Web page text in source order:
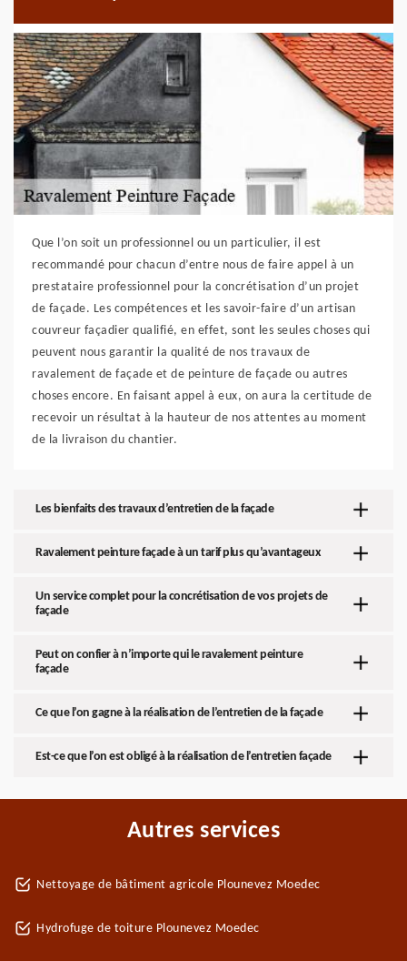
Que l’on soit un professionnel ou un particulier, il est
recommandé pour chacun d’entre nous de faire appel à un
prestataire professionnel pour la concrétisation d’un projet
de façade. Les compétences et les savoir-faire d’un artisan
couvreur façadier qualifié, en effet, sont les seules choses qui
peuvent nous garantir la qualité de nos travaux de
ravalement de façade et de peinture de façade ou autres
choses encore. En faisant appel à eux, on aura la certitude de
recevoir un résultat à la hauteur de nos attentes au moment
de la livraison du chantier.
Les bienfaits des travaux d’entretien de la façade
Ravalement peinture façade à un tarif plus qu’avantageux
Un service complet pour la concrétisation de vos projets de
façade
Peut on confier à n’importe qui le ravalement peinture
façade
Ce que l’on gagne à la réalisation de l’entretien de la façade
Est-ce que l’on est obligé à la réalisation de l’entretien façade
Autres services
Nettoyage de bâtiment agricole Plounevez Moedec
Hydrofuge de toiture Plounevez Moedec